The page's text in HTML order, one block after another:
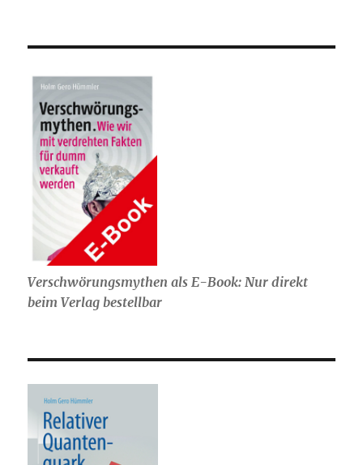
Verschwörungsmythen als E-Book: Nur direkt
beim Verlag bestellbar